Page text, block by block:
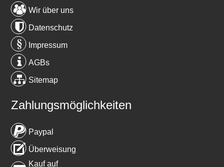
Wir über uns
Datenschutz
Impressum
AGBs
Sitemap
Zahlungsmöglichkeiten
Paypal
Überweisung
Kauf auf